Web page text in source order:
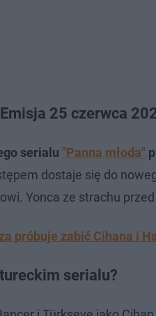
25 czerwca
serialu "Panna młoda"
dostaje się do
Yonca ze strachu
próbuje zabić Cihana i
serialu?